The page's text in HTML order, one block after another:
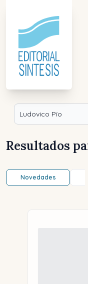
Resultados
Novedades